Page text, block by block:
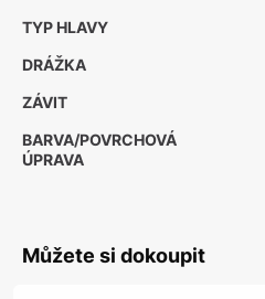
TYP HLAVY
DRÁŽKA
ZÁVIT
BARVA/POVRCHOVÁ
ÚPRAVA
Můžete si dokoupit